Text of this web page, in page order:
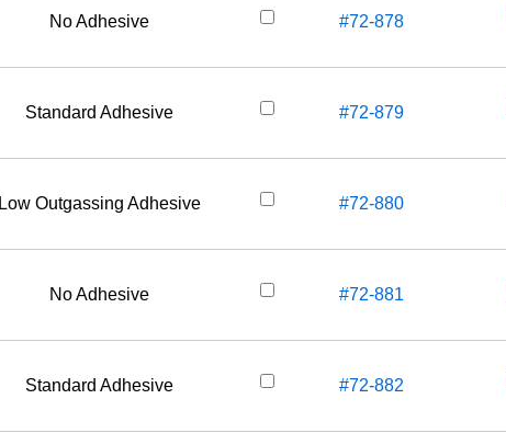
No Adhesive #72-878
Standard Adhesive #72-879
Low Outgassing Adhesive #72-880
No Adhesive #72-881
Standard Adhesive #72-882